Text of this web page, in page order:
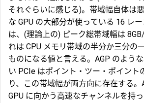
それぐらいに感じる)。帯域幅自体
な GPU の大部分が使っている 16 レ
は、(理論上の) ピーク総帯域幅は
れは CPU メモリ帯域の半分か三分の
ものになる値と言える。 AGP のよう
い PCIe はポイント・ツー・ポイント
り、この帯域幅が両方向に存在する。
GPU に向かう高速なチャンネルを持